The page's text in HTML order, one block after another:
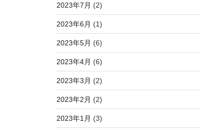
2023年7月 (2)
2023年6月 (1)
2023年5月 (6)
2023年4月 (6)
2023年3月 (2)
2023年2月 (2)
2023年1月 (3)